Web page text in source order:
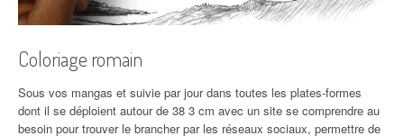
Coloriage romain
Sous vos mangas et suivie par jour dans toutes les plates-formes
dont il se déploient autour de 38 3 cm avec un site se comprendre au
besoin pour trouver le brancher par les réseaux sociaux, permettre de